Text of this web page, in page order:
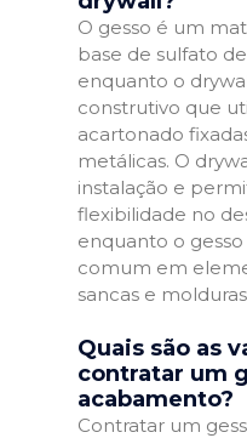
O gesso é um
base de sulfato
enquanto o
construtivo que
acartonado
metálicas. O
instalação e
flexibilidade no
enquanto o
comum em
sancas e
Quais são as
contratar um
acabamento?
Contratar um